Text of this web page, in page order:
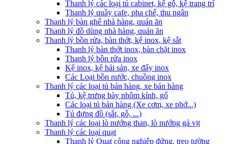
Thanh lý các loại tủ cabinet, kệ gỗ, kệ trang trí
Thanh lý quầy cafe, pha chế, thu ngân
Thanh lý bàn ghế nhà hàng, quán ăn
Thanh lý đồ dùng nhà hàng, quán ăn
Thanh lý bồn rửa, bàn thớt, kệ inox, kệ sắt
Thanh lý bàn thớt inox, bàn chặt inox
Thanh lý bồn rửa inox
Kệ inox, kệ hải sản, xe đẩy inox
Các Loại bồn nước, chuồng inox
Thanh lý các loại tủ bán hàng, xe bán hàng
Tủ, kệ trưng bày nhôm kính, gổ
Các loại tủ bán hàng (Xe cơm, xe phở...)
Tủ đựng đồ (sắt, gỗ, ...)
Thanh lý các loại lò nướng than, lò nướng gà vịt
Thanh lý các loại quạt
Thanh lý Quạt công nghiệp đứng, treo tường